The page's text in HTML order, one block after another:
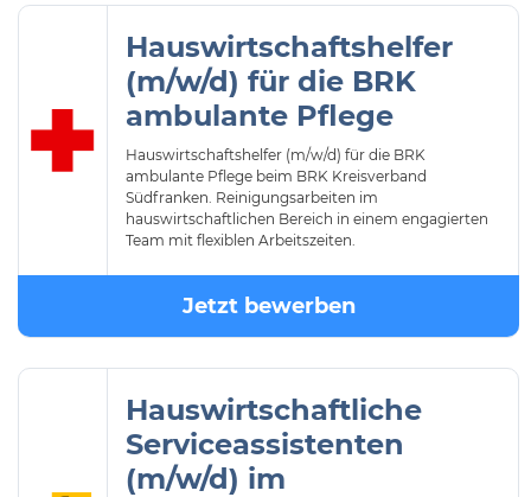
Hauswirtschaftshelfer
(m/w/d) für die BRK
ambulante Pflege
Hauswirtschaftshelfer (m/w/d) für die BRK
ambulante Pflege beim BRK Kreisverband
Südfranken. Reinigungsarbeiten im
hauswirtschaftlichen Bereich in einem engagierten
Team mit flexiblen Arbeitszeiten.
Jetzt bewerben
Hauswirtschaftliche
Serviceassistenten
(m/w/d) im